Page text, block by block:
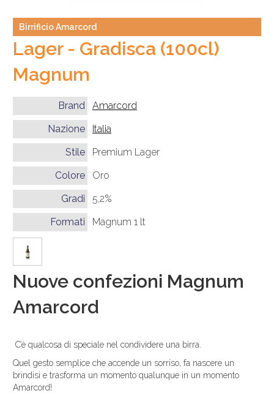
Birrificio Amarcord
Lager - Gradisca (100cl)
Magnum
Brand
Amarcord
Nazione
Italia
Stile
Premium Lager
Colore
Oro
Gradi
5,2%
Formati
Magnum 1 lt
Nuove confezioni Magnum
Amarcord
C’è qualcosa di speciale nel condividere una birra.
Quel gesto semplice che accende un sorriso, fa nascere un
brindisi e trasforma un momento qualunque in un momento
Amarcord!